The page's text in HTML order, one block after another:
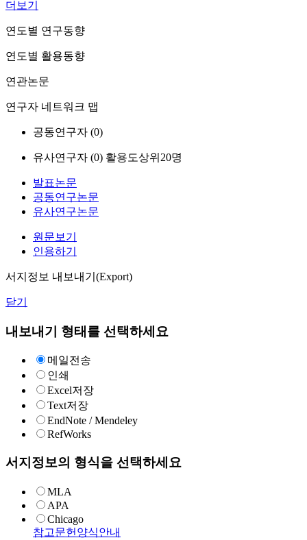
더보기
연도별 연구동향
연도별 활용동향
연관논문
연구자 네트워크 맵
공동연구자 (0)
유사연구자 (0) 활용도상위20명
발표논문
공동연구논문
유사연구논문
원문보기
인용하기
서지정보 내보내기(Export)
닫기
내보내기 형태를 선택하세요
메일전송
인쇄
Excel저장
Text저장
EndNote / Mendeley
RefWorks
서지정보의 형식을 선택하세요
MLA
APA
Chicago
참고문헌양식안내